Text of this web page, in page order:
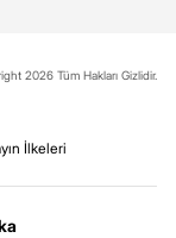
2026 Tüm Hakları Gizlidir.
İlkeleri